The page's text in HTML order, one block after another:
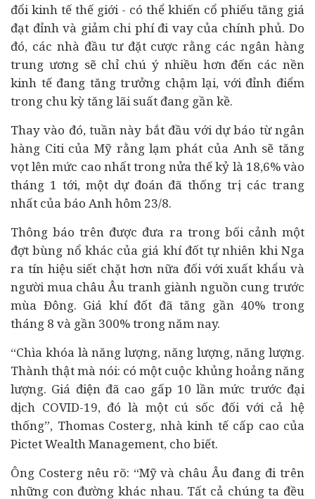
đổi kinh tế thế giới - có thể khiến cổ phiếu tăng giá
đạt đỉnh và giảm chi phí đi vay của chính phủ. Do
đó, các nhà đầu tưđặt cược rằng cácngân hàng
trung ương sẽ chỉ chú ý nhiều hơn đến các nền
kinh tế đang tăng trưởng chậm lại, với đỉnh điểm
trong chu kỳ tăng lãi suất đang gần kề.
Thay vào đó, tuần này bắt đầu với dự báo từ ngân
hàng Citi của Mỹ rằng lạm phát của Anh sẽ tăng
vọt lên mức cao nhất trong nửa thế kỷ là 18,6% vào
tháng 1 tới, một dự đoán đã thống trị các trang
nhất của báo Anh hôm 23/8.
Thông báo trên được đưa ra trong bối cảnh một
đợt bùng nổ khác của giá khí đốt tự nhiên khi Nga
ra tín hiệu siết chặt hơn nữa đối với xuất khẩu và
người mua châu Âu tranh giành nguồn cung trước
mùa Đông. Giá khí đốt đã tăng gần 40% trong
tháng 8 và gần 300% trong năm nay.
“Chìa khóa là năng lượng, năng lượng, năng lượng.
Thành thật mà nói: có một cuộc khủng hoảng năng
lượng. Giá điện đã cao gấp 10 lần mức trước đại
dịch COVID-19, đó là một cú sốc đối với cả hệ
thống”, Thomas Costerg, nhà kinh tế cấp cao của
Pictet Wealth Management, cho biết.
Ông Costerg nêu rõ: “Mỹ và châu Âu đang đi trên
những con đường khác nhau. Tất cả chúng ta đều